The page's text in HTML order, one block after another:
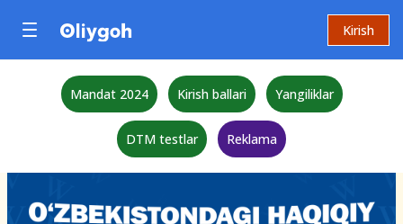
Kirish
Mandat 2024 Kirish ballari Yangiliklar
DTM testlar Reklama